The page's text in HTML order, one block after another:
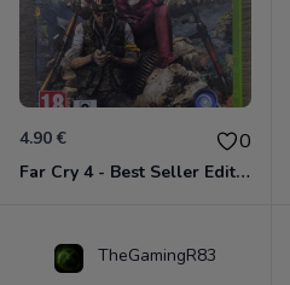
4.90 € 0
Far Cry 4 - Best Seller Edition Xbox 360
TheGamingR83